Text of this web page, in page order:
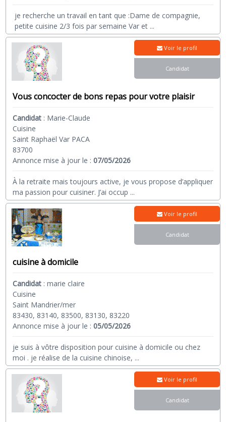
je recherche un travail en tant que :Dame de compagnie,
petite cuisine 2/3 fois par semaine Var et ...
Vous concocter de bons repas pour votre plaisir
Candidat : Marie-Claude
Cuisine
Saint Raphaël Var PACA
83700
Annonce mise à jour le :07/05/2026
À la retraite mais toujours active, je vous propose d’appliquer
ma passion pour cuisiner. J’ai occup ...
Voir le profil
Candidat
cuisine à domicile
Candidat :marie claire
Cuisine
Saint Mandrier/mer
83430, 83140, 83500, 83130, 83220
Annonce mise à jour le :05/05/2026
je suis à vôtre disposition pour cuisine à domicile ou chez
moi . je réalise de la cuisine chinoise, ...
Voir le profil
Candidat
Voir le profil
Candidat